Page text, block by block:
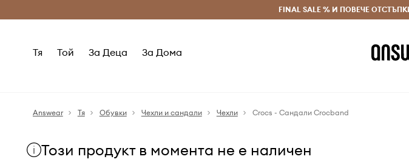
Безплатни доставка и връщане за поръчки над 70 EUR
FINAL SALE % И ПОВЕЧЕ
Тя Той За Деца За Дома
Answear Тя Обувки Чехли и сандали Чехли Crocs - Сандали Crocband
Този продукт в момента не е наличен